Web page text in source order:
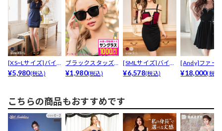
[XS~Lサイズ]バイ
カラーラインオフ...
¥5,980(税込)
ブラックスタッズ
サングラス
¥1,980(税込)
[SMLサイズ]バイカ
ラーフロントジッ...
¥6,578(税込)
[Andy]ファー
ルダービジュ
¥18,000(税込)
こちらの商品もおすすめです